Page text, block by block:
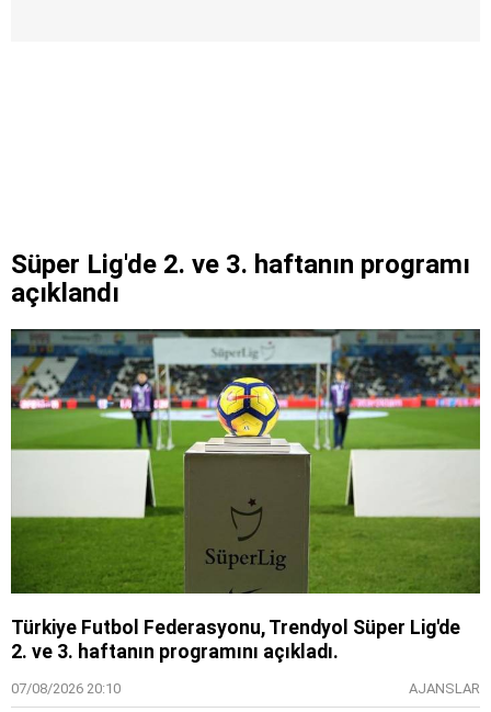
Süper Lig'de 2. ve 3. haftanın programı
açıklandı
Türkiye Futbol Federasyonu, Trendyol Süper Lig'de
2. ve 3. haftanın programını açıkladı.
07/08/2026 20:10 AJANSLAR